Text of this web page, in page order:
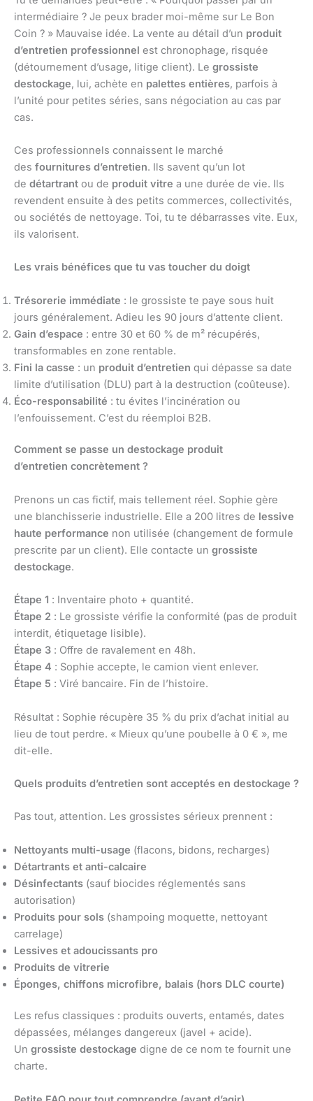
intermédiaire ? Je peux brader moi-même sur Le Bon
Coin ? » Mauvaise idée. La vente au détail d’un produit
d’entretien professionnel est chronophage, risquée
(détournement d’usage, litige client). Le grossiste
destockage, lui, achète en palettes entières, parfois à
l’unité pour petites séries, sans négociation au cas par
cas.
Ces professionnels connaissent le marché
des fournitures d’entretien. Ils savent qu’un lot
de détartrant ou de produit vitre a une durée de vie. Ils
revendent ensuite à des petits commerces, collectivités,
ou sociétés de nettoyage. Toi, tu te débarrasses vite. Eux,
ils valorisent.
Les vrais bénéfices que tu vas toucher du doigt
Trésorerie immédiate : le grossiste te paye sous huit
jours généralement. Adieu les 90 jours d’attente client.
Gain d’espace : entre 30 et 60 % de m² récupérés,
transformables en zone rentable.
Fini la casse : un produit d’entretien qui dépasse sa date
limite d’utilisation (DLU) part à la destruction (coûteuse).
Éco-responsabilité : tu évites l’incinération ou
l’enfouissement. C’est du réemploi B2B.
Comment se passe un destockage produit
d’entretien concrètement ?
Prenons un cas fictif, mais tellement réel. Sophie gère
une blanchisserie industrielle. Elle a 200 litres de lessive
haute performance non utilisée (changement de formule
prescrite par un client). Elle contacte un grossiste
destockage.
Étape 1 : Inventaire photo + quantité.
Étape 2 : Le grossiste vérifie la conformité (pas de produit
interdit, étiquetage lisible).
Étape 3 : Offre de ravalement en 48h.
Étape 4 : Sophie accepte, le camion vient enlever.
Étape 5 : Viré bancaire. Fin de l’histoire.
Résultat : Sophie récupère 35 % du prix d’achat initial au
lieu de tout perdre. « Mieux qu’une poubelle à 0 € », me
dit-elle.
Quels produits d’entretien sont acceptés en destockage ?
Pas tout, attention. Les grossistes sérieux prennent :
Nettoyants multi-usage (flacons, bidons, recharges)
Détartrants et anti-calcaire
Désinfectants (sauf biocides réglementés sans
autorisation)
Produits pour sols (shampoing moquette, nettoyant
carrelage)
Lessives et adoucissants pro
Produits de vitrerie
Éponges, chiffons microfibre, balais (hors DLC courte)
Les refus classiques : produits ouverts, entamés, dates
dépassées, mélanges dangereux (javel + acide).
Un grossiste destockage digne de ce nom te fournit une
charte.